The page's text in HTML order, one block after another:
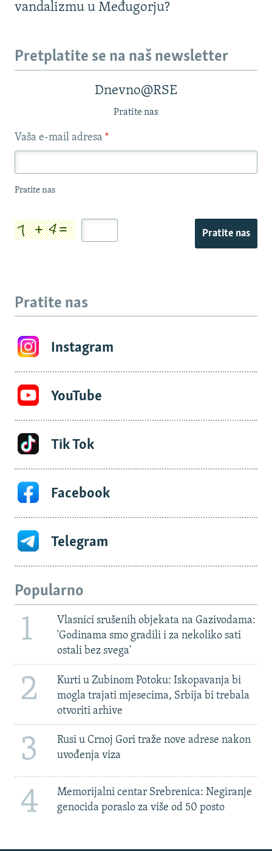
vandalizmu u Međugorju?
Pretplatite se na naš newsletter
Dnevno@RSE
Pratite nas
Vaša e-mail adresa *
Pratite nas
Pratite nas
Pratite nas
Instagram
YouTube
Tik Tok
Facebook
Telegram
Popularno
1
Vlasnici srušenih objekata na Gazivodama:
'Godinama smo gradili i za nekoliko sati
ostali bez svega'
2
Kurti u Zubinom Potoku: Iskopavanja bi
mogla trajati mjesecima, Srbija bi trebala
otvoriti arhive
3
Rusi u Crnoj Gori traže nove adrese nakon
uvođenja viza
4
Memorijalni centar Srebrenica: Negiranje
genocida poraslo za više od 50 posto